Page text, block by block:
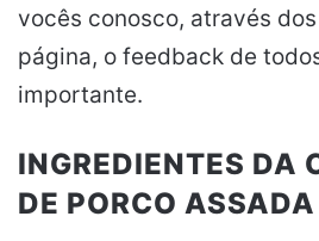
vocês conosco, através
página, o feedback de
importante.
INGREDIENTES DA
DE PORCO ASSADA